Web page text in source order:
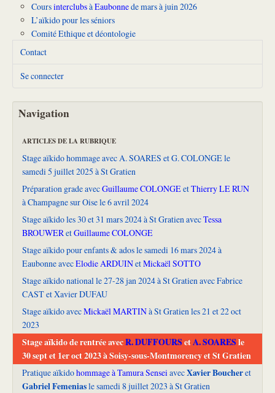
CoursinterclubsàEaubonnede mars à juin 2026
L’aïkido pour les séniors
Comité Ethique et déontologie
Contact
Se connecter
Navigation
ARTICLES DE LA RUBRIQUE
Stage aïkido hommage avec A. SOARES et G. COLONGE le
samedi 5 juillet 2025 à St Gratien
Préparation grade avecGuillaume COLONGEetThierry LE RUN
à Champagne sur Oise le 6 avril 2024
Stage aïkido les 30 et 31 mars 2024 à St Gratien avecTessa
BROUWERetGuillaume COLONGE
Stage aïkido pour enfants & ados le samedi 16 mars 2024 à
Eaubonne avecElodie ARDUINetMickaël SOTTO
Stage aïkido national le 27-28 jan 2024 à St Gratien avec Fabrice
CAST et Xavier DUFAU
Stage aïkido avecMickaël MARTINà St Gratien les 21 et 22 oct
2023
Stage aïkido de rentrée avecR. DUFFOURSetA. SOARESle
30 sept et 1er oct 2023 à Soisy-sous-Montmorency et St Gratien
Pratique aïkidohommage à Tamura SenseiavecXavier Boucheret
Gabriel Femeniasle samedi 8 juillet 2023 à St Gratien